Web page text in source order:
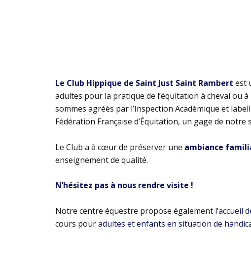
Le Club Hippique de Saint Just Saint Rambert est
adultes pour la pratique de l’équitation à cheval ou
sommes agréés par l’Inspection Académique et
Fédération Française d’Équitation, un gage de
Le Club a à cœur de préserver une ambiance
enseignement de qualité.
N’hésitez pas à nous rendre visite !
Notre centre équestre propose également l’accueil
cours pouradultes et enfants en situation de